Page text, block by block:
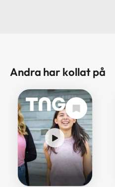
Andra har kollat på